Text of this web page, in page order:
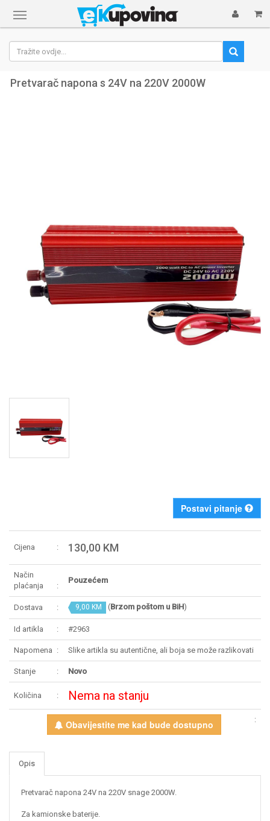
Prikaži
navigaciju
Pretvarač napona s 24V na 220V 2000W
Postavi pitanje
Cijena 130,00 KM
Način
plaćanja
Pouzećem
Dostava 9,00 KM (Brzom poštom u BiH)
Id artikla #2963
Napomena Slike artikla su autentične, ali boja se može razlikovati
Stanje Novo
Količina Nema na stanju
Obavijestite me kad bude dostupno
Opis
Pretvarač napona 24V na 220V snage 2000W.
Za kamionske baterije.